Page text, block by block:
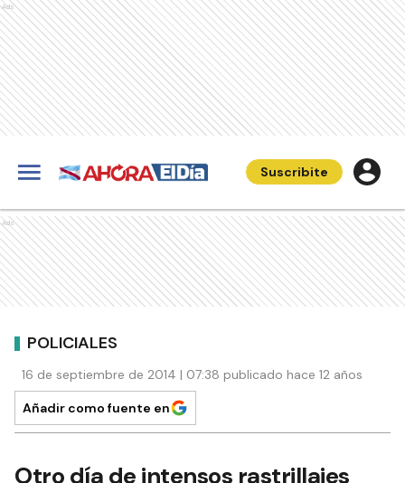
Ads
Suscribite
Ads
POLICIALES
16 de septiembre de 2014 | 07:38 publicado hace 12 años
Añadir como fuente en
Otro día de intensos rastrillajes